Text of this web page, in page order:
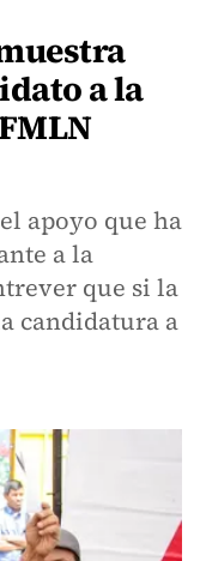
a la
apoyo que ha
a la
que si la
candidatura a